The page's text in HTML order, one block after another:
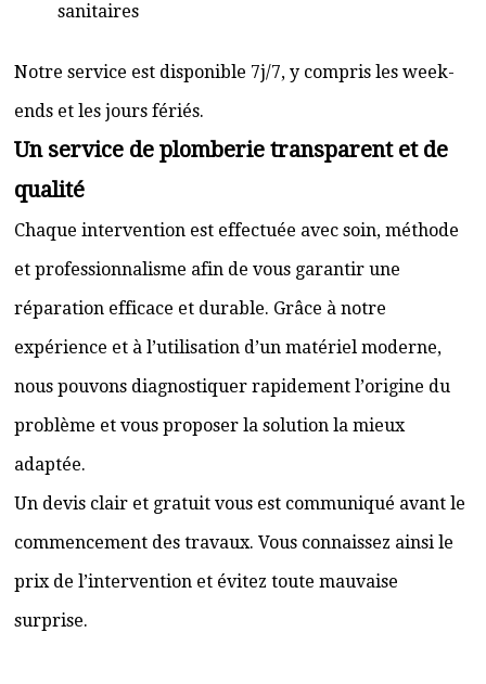
sanitaires
Notre service est disponible 7j/7, y compris les week-
ends et les jours fériés.
Un service de plomberie transparent et de
qualité
Chaque intervention est effectuée avec soin, méthode
et professionnalisme afin de vous garantir une
réparation efficace et durable. Grâce à notre
expérience et à l’utilisation d’un matériel moderne,
nous pouvons diagnostiquer rapidement l’origine du
problème et vous proposer la solution la mieux
adaptée.
Un devis clair et gratuit vous est communiqué avant le
commencement des travaux. Vous connaissez ainsi le
prix de l’intervention et évitez toute mauvaise
surprise.